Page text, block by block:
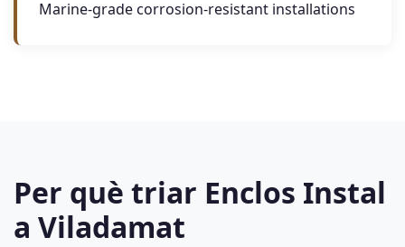
Marine-grade corrosion-resistant installations
Per què triar Enclos Instal
a Viladamat